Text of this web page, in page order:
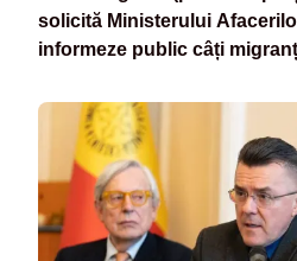
solicită Ministerului
informeze public câți
european privind migrația și